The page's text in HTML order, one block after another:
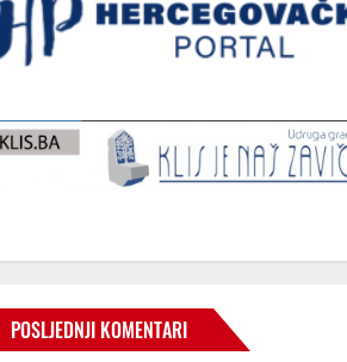
POSLJEDNJI KOMENTARI